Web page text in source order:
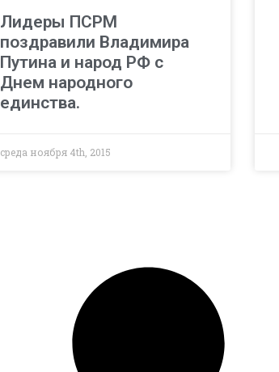
Лидеры ПСРМ
поздравили Владимира
Путина и народ РФ с
Днем народного
единства.
среда ноября 4th, 2015